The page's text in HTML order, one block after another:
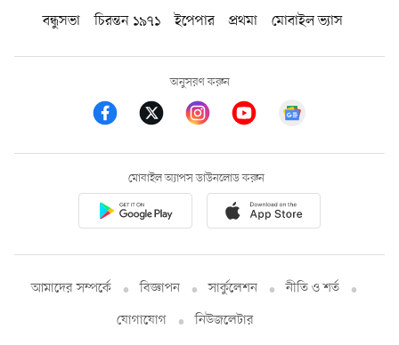
বন্ধুসভা
চিরন্তন ১৯৭১ ইপেপার প্রথমা মোবাইল ভ্যাস
অনুসরণ করুন
মোবাইল অ্যাপস ডাউনলোড করুন
আমাদের সম্পর্কে বিজ্ঞাপন সার্কুলেশন
নীতি ও শর্ত
যোগাযোগ
নিউজলেটার